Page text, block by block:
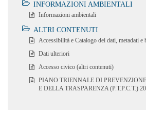
INFORMAZIONI AMBIENTALI
Informazioni ambientali
ALTRI CONTENUTI
Accessibilità e Catalogo dei dati, metadati e
Dati ulteriori
Accesso civico (altri contenuti)
PIANO TRIENNALE DI
E DELLA TRASPARENZA (P.T.P.C.T.)